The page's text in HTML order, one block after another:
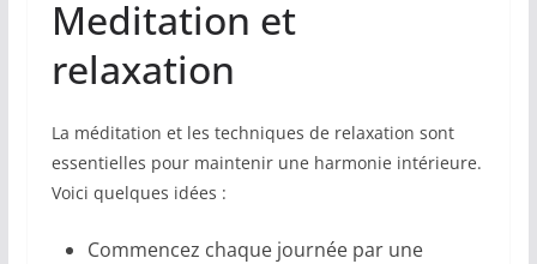
Meditation et
relaxation
La méditation et les techniques de relaxation sont
essentielles pour maintenir une harmonie intérieure.
Voici quelques idées :
Commencez chaque journée par une